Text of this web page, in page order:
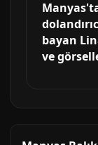
bayan
ve